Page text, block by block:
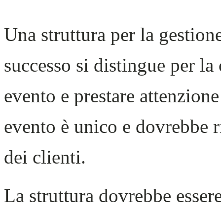
Una struttura per la
successo si distingue per
evento e prestare
evento è unico e dovrebbe
dei clienti.
La struttura dovrebbe